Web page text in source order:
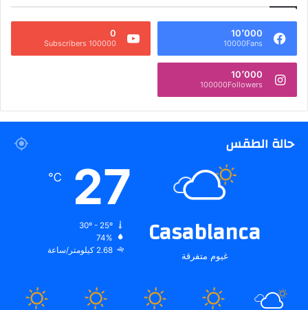
10٬000
10000Fans
0
100000 Subscribers
10٬000
100000Followers
حالة الطقس
Casablanca
غيوم متفرقة
27
℃
74%
2.68 كيلومتر/ساعة